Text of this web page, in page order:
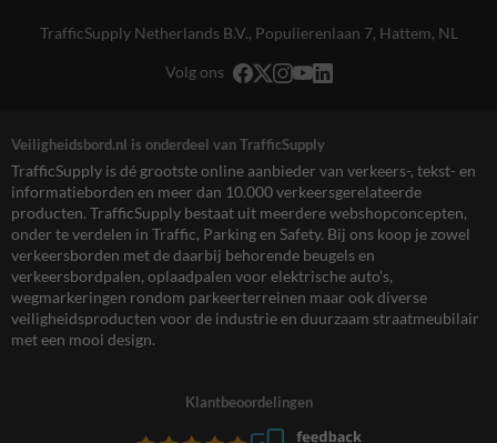
TrafficSupply Netherlands B.V., Populierenlaan 7, Hattem, NL
Volg ons
Veiligheidsbord.nl is onderdeel van TrafficSupply
TrafficSupply is dé grootste online aanbieder van verkeers-, tekst- en
informatieborden en meer dan 10.000 verkeersgerelateerde
producten. TrafficSupply bestaat uit meerdere webshopconcepten,
onder te verdelen in Traffic, Parking en Safety. Bij ons koop je zowel
verkeersborden met de daarbij behorende beugels en
verkeersbordpalen, oplaadpalen voor elektrische auto’s,
wegmarkeringen rondom parkeerterreinen maar ook diverse
veiligheidsproducten voor de industrie en duurzaam straatmeubilair
met een mooi design.
Klantbeoordelingen